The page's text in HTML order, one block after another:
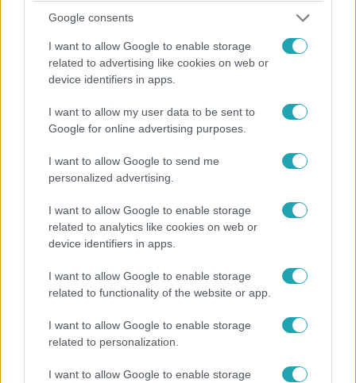
Google consents
I want to allow Google to enable storage
related to advertising like cookies on web or
device identifiers in apps.
I want to allow my user data to be sent to
Google for online advertising purposes.
I want to allow Google to send me
personalized advertising.
I want to allow Google to enable storage
related to analytics like cookies on web or
device identifiers in apps.
I want to allow Google to enable storage
related to functionality of the website or app.
I want to allow Google to enable storage
related to personalization.
I want to allow Google to enable storage
véleményvezérekről.
Kultúra
Lovasi András elárulta, melyek a kedvenc fiatal
zenekarai
cikkből kiderül.